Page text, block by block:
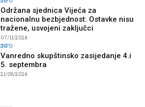
Održana sjednica Vijeća za
nacionalnu bezbjednost: Ostavke nisu
tražene, usvojeni zaključci
07/11/2024
INFO
Vanredno skupštinsko zasijedanje 4.i
5. septembra
21/08/2024